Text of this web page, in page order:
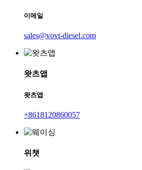
이메일
sales@vovt-diesel.com
왓츠앱
왓츠앱
+8618120860057
위챗